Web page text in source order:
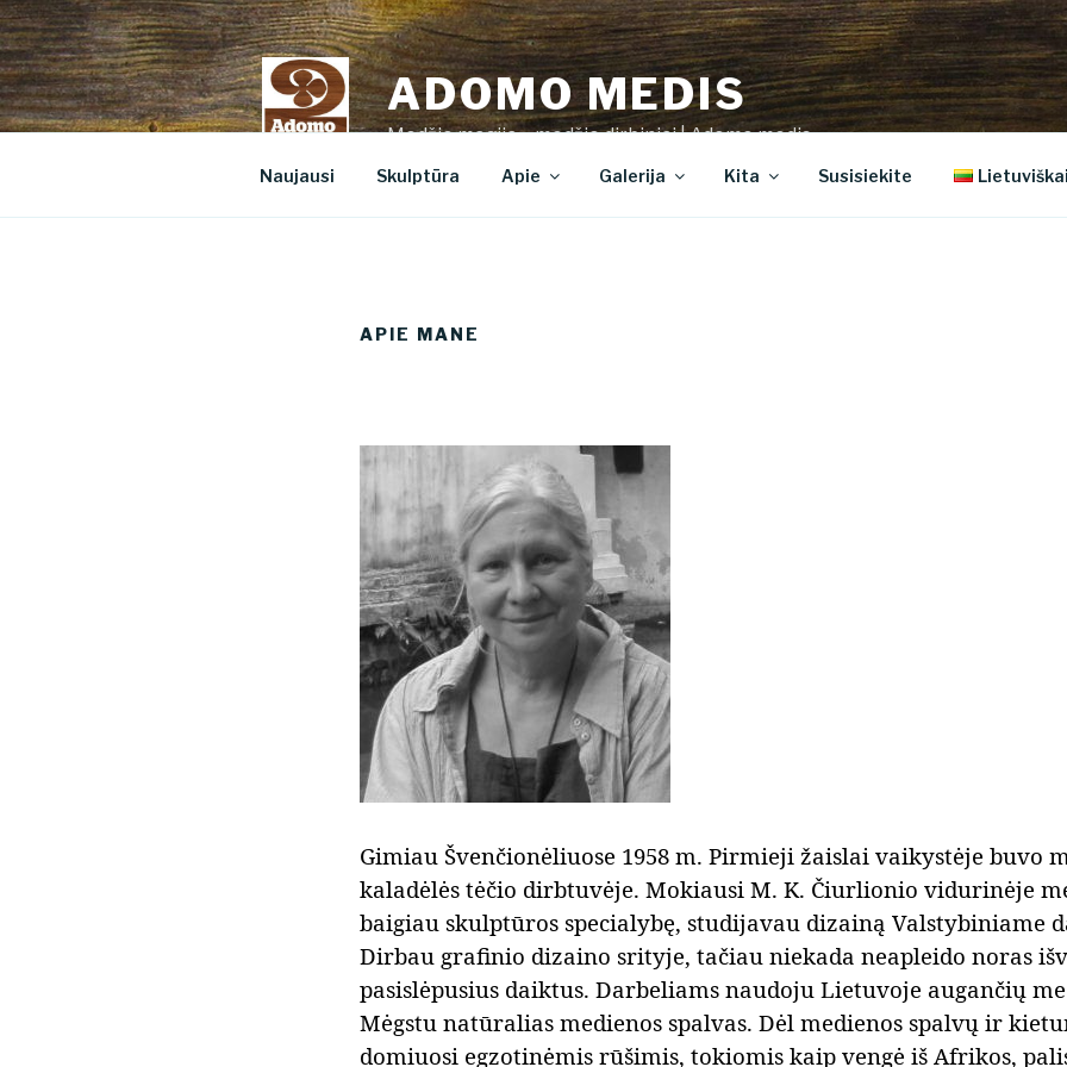
Eiti
prie
turinio
ADOMO MEDIS
Medžio magija – medžio dirbiniai | Adomo medis
Naujausi Skulptūra Apie Galerija Kita Susisiekite
APIE MANE
Gimiau Švenčionėliuose 1958 m. Pirmieji žaislai vaikystėje buvo
kaladėlės tėčio dirbtuvėje. Mokiausi M. K. Čiurlionio vidurinėje
baigiau skulptūros specialybę, studijavau dizainą Valstybiniame
Dirbau grafinio dizaino srityje, tačiau niekada neapleido noras
pasislėpusius daiktus. Darbeliams naudoju Lietuvoje augančių
Mėgstu natūralias medienos spalvas. Dėl medienos spalvų ir
domiuosi egzotinėmis rūšimis, tokiomis kaip vengė iš Afrikos,